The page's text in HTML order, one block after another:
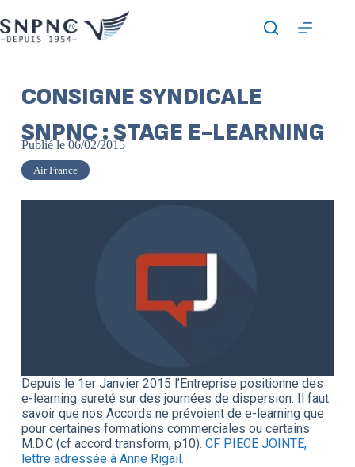
CONSIGNE SYNDICALE
SNPNC : STAGE E-LEARNING
Publié le 06/02/2015
Air France
Depuis le 1er Janvier 2015 l’Entreprise positionne des
e-learning sureté sur des journées de dispersion. Il faut
savoir que nos Accords ne prévoient de e-learning que
pour certaines formations commerciales ou certains
M.D.C (cf accord transform, p10). CF PIECE JOINTE,
lettre adressée à Anne Rigail.